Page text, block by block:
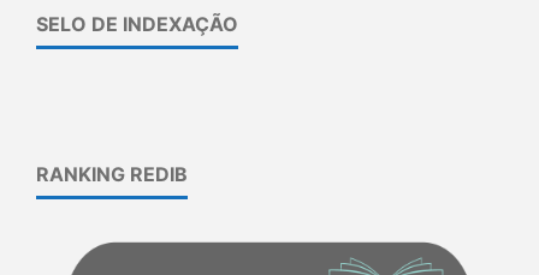
SELO DE INDEXAÇÃO
RANKING REDIB